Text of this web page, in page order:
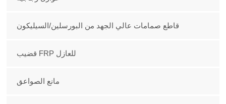
قاطع صمامات عالي الجهد من البورسلين/السيليكون
قضيب FRP للعازل
مانع الصواعق